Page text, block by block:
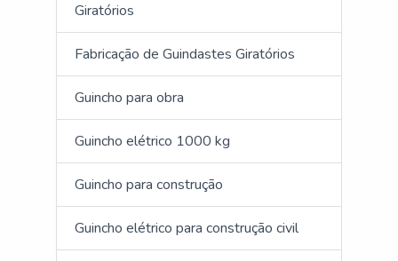
Giratórios
Fabricação de Guindastes Giratórios
Guincho para obra
Guincho elétrico 1000 kg
Guincho para construção
Guincho elétrico para construção civil